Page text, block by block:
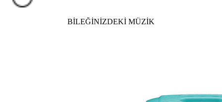
BİLEĞİNİZDEKİ MÜZİK